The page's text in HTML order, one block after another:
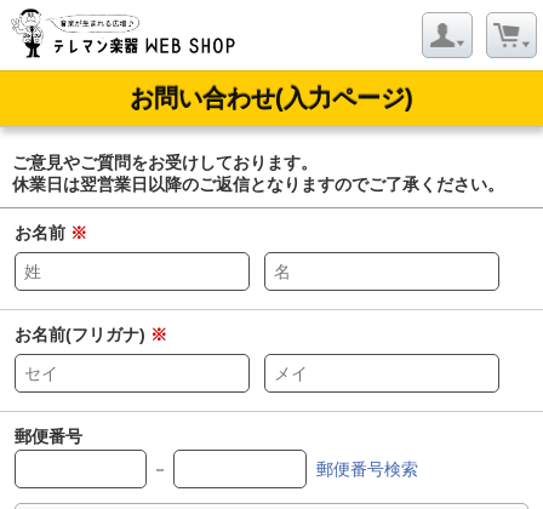
お問い合わせ(入力ページ)
ご意見やご質問をお受けしております。
休業日は翌営業日以降のご返信となりますのでご了承ください。
お名前 ※
お名前(フリガナ) ※
郵便番号
－
郵便番号検索